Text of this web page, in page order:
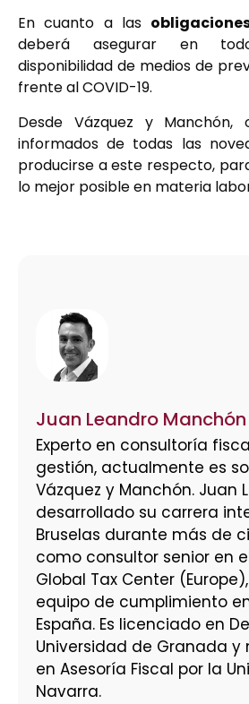
En cuanto a las
deberá asegurar en
disponibilidad de medios de
frente al COVID-19.
Desde Vázquez y Manchón,
informados de todas las
producirse a este respecto,
lo mejor posible en materia
Juan Leandro
Experto en consultoría
gestión, actualmente es
Vázquez y Manchón. Juan
desarrollado su carrera
Bruselas durante más de
como consultor senior en
Global Tax Center
equipo de cumplimiento
España. Es licenciado en
Universidad de Granada y
en Asesoría Fiscal por la
Navarra.